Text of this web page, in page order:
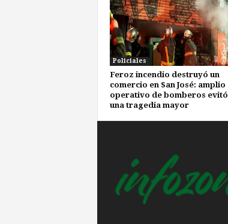
Policiales
Feroz incendio destruyó un
comercio en San José: amplio
operativo de bomberos evitó
una tragedia mayor